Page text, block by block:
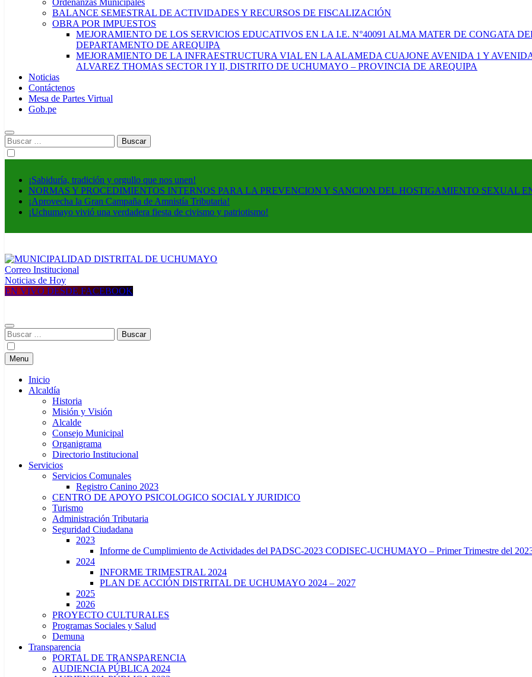
Ordenanzas Municipales
BALANCE SEMESTRAL DE ACTIVIDADES Y RECURSOS DE FISCALIZACIÓN
OBRA POR IMPUESTOS
MEJORAMIENTO DE LOS SERVICIOS EDUCATIVOS EN LA I.E. N°40091 ALMA MATER DE CONGATA
DEPARTAMENTO DE AREQUIPA
MEJORAMIENTO DE LA INFRAESTRUCTURA VIAL EN LA ALAMEDA CUAJONE AVENIDA 1 Y
ALVAREZ THOMAS SECTOR I Y II, DISTRITO DE UCHUMAYO – PROVINCIA DE AREQUIPA
Noticias
Contáctenos
Mesa de Partes Virtual
Gob.pe
Buscar:
¡Sabiduría, tradición y orgullo que nos unen!
NORMAS Y PROCEDIMIENTOS INTERNOS PARA LA PREVENCION Y SANCION DEL HOSTIGAMIENTO SEXUAL
¡Aprovecha la Gran Campaña de Amnistía Tributaria!
¡Uchumayo vivió una verdadera fiesta de civismo y patriotismo!
MUNICIPALIDAD DISTRITAL DE UCHUMAYO
Construyendo una nueva Historia
Correo Institucional
Noticias de Hoy
EN VIVO DESDE FACEBOOK
Buscar:
Menu
Inicio
Alcaldía
Historia
Misión y Visión
Alcalde
Consejo Municipal
Organigrama
Directorio Institucional
Servicios
Servicios Comunales
Registro Canino 2023
CENTRO DE APOYO PSICOLOGICO SOCIAL Y JURIDICO
Turismo
Administración Tributaria
Seguridad Ciudadana
2023
Informe de Cumplimiento de Actividades del PADSC-2023 CODISEC-UCHUMAYO – Primer Trimestre del
2024
INFORME TRIMESTRAL 2024
PLAN DE ACCIÓN DISTRITAL DE UCHUMAYO 2024 – 2027
2025
2026
PROYECTO CULTURALES
Programas Sociales y Salud
Demuna
Transparencia
PORTAL DE TRANSPARENCIA
AUDIENCIA PÚBLICA 2024